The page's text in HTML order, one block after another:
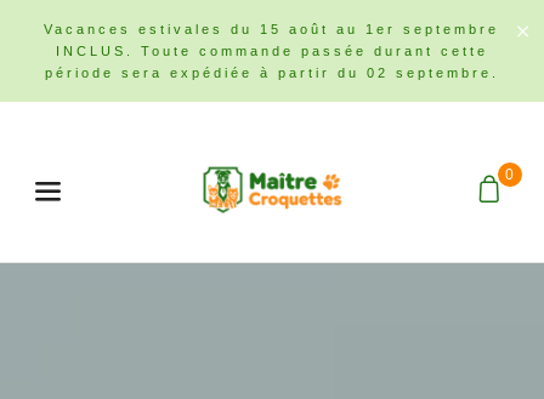
Vacances estivales du 15 août au 1er septembre
INCLUS. Toute commande passée durant cette
période sera expédiée à partir du 02 septembre.
0